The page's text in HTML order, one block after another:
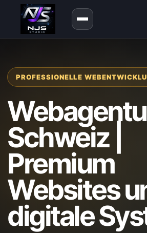
PROFESSIONELLE
Schweiz |
Premium
Websites
digitale